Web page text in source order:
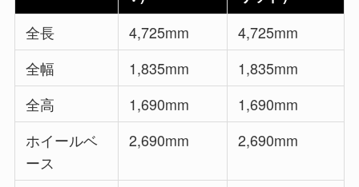
全長
4,725mm
4,725mm
全幅
1,835mm
1,835mm
全高
1,690mm
1,690mm
ホイールベ
ース
2,690mm 2,690mm